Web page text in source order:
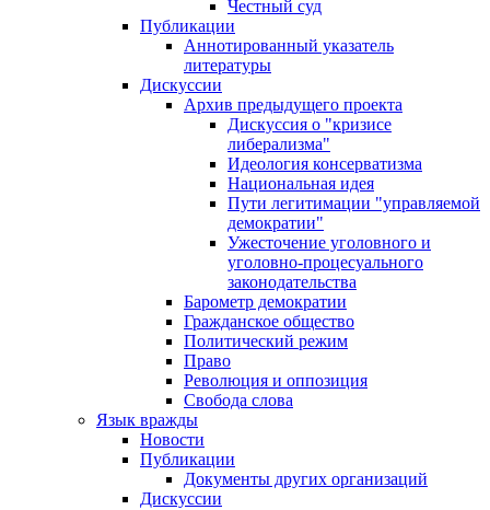
Честный суд
Публикации
Аннотированный указатель
литературы
Дискуссии
Архив предыдущего проекта
Дискуссия о "кризисе
либерализма"
Идеология консерватизма
Национальная идея
Пути легитимации "управляемой
демократии"
Ужесточение уголовного и
уголовно-процесуального
законодательства
Барометр демократии
Гражданское общество
Политический режим
Право
Революция и оппозиция
Свобода слова
Язык вражды
Новости
Публикации
Документы других организаций
Дискуссии